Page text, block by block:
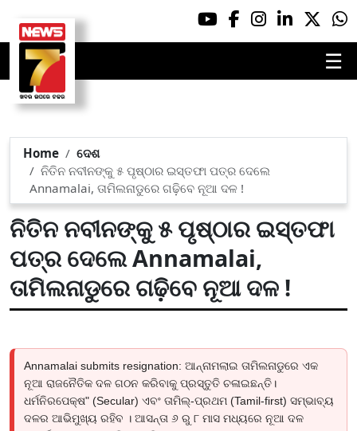
☰
Home
ଦେଶ
ନିତିନ ନବୀନଙ୍କୁ ୫ ପୃଷ୍ଠାର ଇସ୍ତଫା ପତ୍ର ଦେଲେ
Annamalai, ତାମିଲନାଡୁରେ ଗଢ଼ିବେ ନୂଆ ଦଳ !
ନିତିନ ନବୀନଙ୍କୁ ୫ ପୃଷ୍ଠାର ଇସ୍ତଫା
ପତ୍ର ଦେଲେ Annamalai,
ତାମିଲନାଡୁରେ ଗଢ଼ିବେ ନୂଆ ଦଳ !
Annamalai submits resignation: ଆନ୍ନାମଲାଇ ତାମିଲନାଡୁରେ ଏକ
ନୂଆ ରାଜନୈତିକ ଦଳ ଗଠନ କରିବାକୁ ପ୍ରସ୍ତୁତି ଚଳାଇଛନ୍ତି।
ଧର୍ମନିରପେକ୍ଷ" (Secular) ଏବଂ ତାମିଲ୍-ପ୍ରଥମ (Tamil-first) ସମ୍ଭାବ୍ୟ
ଦଳର ଆଭିମୁଖ୍ୟ ରହିବ । ଆସନ୍ତା ୬ ରୁ ୮ ମାସ ମଧ୍ୟରେ ନୂଆ ଦଳ